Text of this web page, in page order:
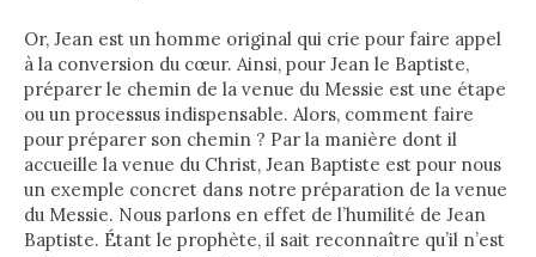
Or, Jean est un homme original qui crie pour faire appel
à la conversion du cœur. Ainsi, pour Jean le Baptiste,
préparer le chemin de la venue du Messie est une étape
ou un processus indispensable. Alors, comment faire
pour préparer son chemin ? Par la manière dont il
accueille la venue du Christ, Jean Baptiste est pour nous
un exemple concret dans notre préparation de la venue
du Messie. Nous parlons en effet de l’humilité de Jean
Baptiste. Étant le prophète, il sait reconnaître qu’il n’est